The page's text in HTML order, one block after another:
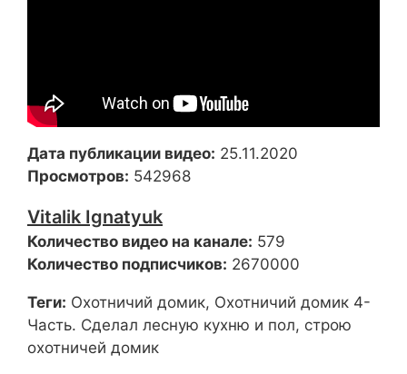
Дата публикации видео: 25.11.2020
Просмотров: 542968
Vitalik Ignatyuk
Количество видео на канале: 579
Количество подписчиков: 2670000
Теги: Охотничий домик, Охотничий домик 4-
Часть. Сделал лесную кухню и пол, строю
охотничей домик